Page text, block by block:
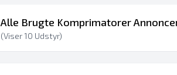
Alle Brugte Komprimatorer
(Viser10 Udstyr)